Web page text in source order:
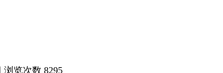
浏览次数 8295